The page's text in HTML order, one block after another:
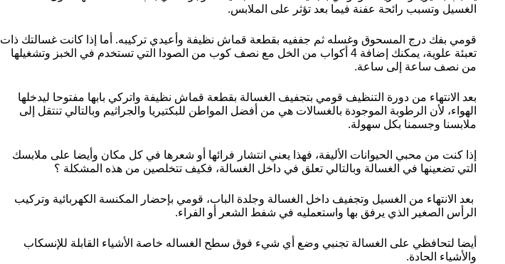
الغسيل وتسبب رائحة عفنة فيما بعد تؤثر على الملابس.
قومي بفك درج المسحوق وغسله ثم جففيه بقطعة قماش نظيفة وأعيدي تركيبه. أما إذا كانت غسالتك ذات
تعبئة علوية، يمكنك إضافة 4 أكواب من الخل مع نصف كوب من الصودا التي تستخدم في الخبز وتشغيلها
من نصف ساعة إلى ساعة.
بعد الانتهاء من دورة التنظيف قومي بتجفيف الغسالة بقطعة قماش نظيفة واتركي بابها مفتوحا ليدخلها
الهواء، لأن الرطوبة الموجودة بالغسالات هي من أفضل المواطن للبكتيريا والجراثيم وبالتالي تنتقل إلى
ملابسنا وجسمنا بكل سهولة.
إذا كنت من محبي الحيوانات الأليفة، فهذا يعني انتشار فرائها أو شعرها في كل مكان وأيضا على ملابسك
التي تضعينها في الغسالة وبالتالي تعلق في داخل الغسالة، فكيف تتخلصين من هذه المشكلة ؟
بعد الانتهاء من الغسيل وتجفيف داخل الغسالة وجلدة الباب، قومي بإحضار المكنسة الكهربائية وتركيب
الرأس الصغير الذي يرفق بها واستعمليه في شفط الشعر أو الفراء.
أيضا لتحافظي على الغسالة تجنبي وضع أي شيء فوق سطح الغساله خاصة الأشياء القابلة للإنسكاب
والأشياء الحادة.